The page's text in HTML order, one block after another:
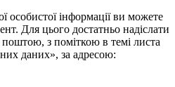
особистої інформації ви можете
Для цього достатньо надіслати
з поміткою в темі листа
даних», за адресою: